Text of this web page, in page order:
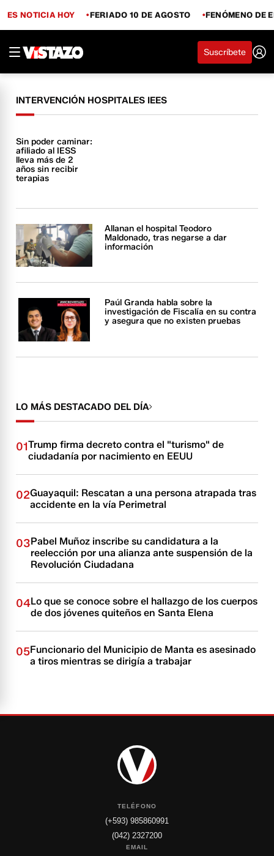
ES NOTICIA HOY FERIADO 10 DE AGOSTO FENÓMENO DE
Suscríbete
INTERVENCIÓN HOSPITALES IEES
Sin poder caminar:
afiliado al IESS
lleva más de 2
años sin recibir
terapias
Allanan el hospital Teodoro
Maldonado, tras negarse a dar
información
Paúl Granda habla sobre la
investigación de Fiscalía en su contra
y asegura que no existen pruebas
LO MÁS DESTACADO DEL DÍA
01Trump firma decreto contra el "turismo" de
ciudadanía por nacimiento en EEUU
02Guayaquil: Rescatan a una persona atrapada tras
accidente en la vía Perimetral
03Pabel Muñoz inscribe su candidatura a la
reelección por una alianza ante suspensión de la
Revolución Ciudadana
04Lo que se conoce sobre el hallazgo de los cuerpos
de dos jóvenes quiteños en Santa Elena
05Funcionario del Municipio de Manta es asesinado
a tiros mientras se dirigía a trabajar
TELÉFONO
(+593) 985860991
(042) 2327200
EMAIL